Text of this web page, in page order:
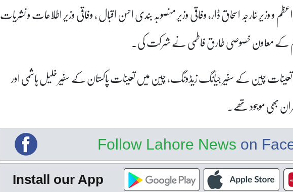
و وزیر خارجہ اسحاق ڈار، وفاقی وزیر منصوبہ بندی احسن اقبال ، وفاقی وزیر اطلاعات و نشریات
کے معاون خصوصی طارق فاطمی نے شرکت کی۔
چین کے سفیر جیانگ زیڈونگ، چین میں تعینات پاکستان کے سفیر خلیل ہاشمی اور
بھی موجود تھے۔
Follow Lahore News on
Install our App